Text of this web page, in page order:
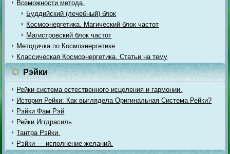
Возможности метода.
Буддийский (лечебный) блок
Космоэнергетика. Магический блок частот
Магистровский блок частот
Методичка по Космоэнергетике
Классическая Космоэнергетика. Статьи на тему
Рэйки
Рейки система естественного исцеления и гармонии.
История Рейки: Как выглядела Оригинальная Система Рейки?
Рэйки Фам Рэй
Рейки Иггдрасиль
Тантра Рэйки.
Рэйки — исполнение желаний.